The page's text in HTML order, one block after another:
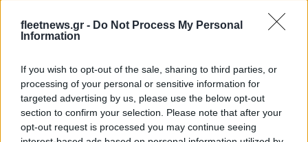
fleetnews.gr - Do Not Process My Personal
Information
If you wish to opt-out of the sale, sharing to third parties, or
processing of your personal or sensitive information for
targeted advertising by us, please use the below opt-out
section to confirm your selection. Please note that after your
opt-out request is processed you may continue seeing
οχημάτων και για πρώτη φορά στα ιστορικά οχήματα
αξιοποιηθεί από τις Ελληνικές Ένοπλες Δυνάμεις. Επίσης,
προβλέπεται άδεια κυκλοφορίας διάρκειας 5 ετών, ο ετήσιος
έλεγχος από τα ΚΤΕΟ και η καταβολή των τελών
κυκλοφορίας.